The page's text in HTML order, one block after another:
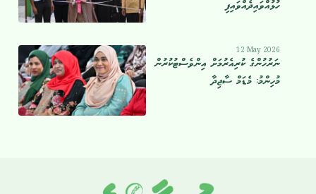
ހުޅުއްވައިދެއްވައިފި
12 May 2026
ނަރުހުންގެ ކުރިއެރުމަށް އިންވެސްޓުކުރުން
މުހިންމު: މެޑަމް ސާޖިދާ